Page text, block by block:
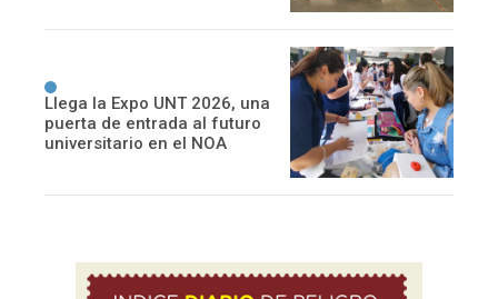
Llega la Expo UNT 2026, una
puerta de entrada al futuro
universitario en el NOA